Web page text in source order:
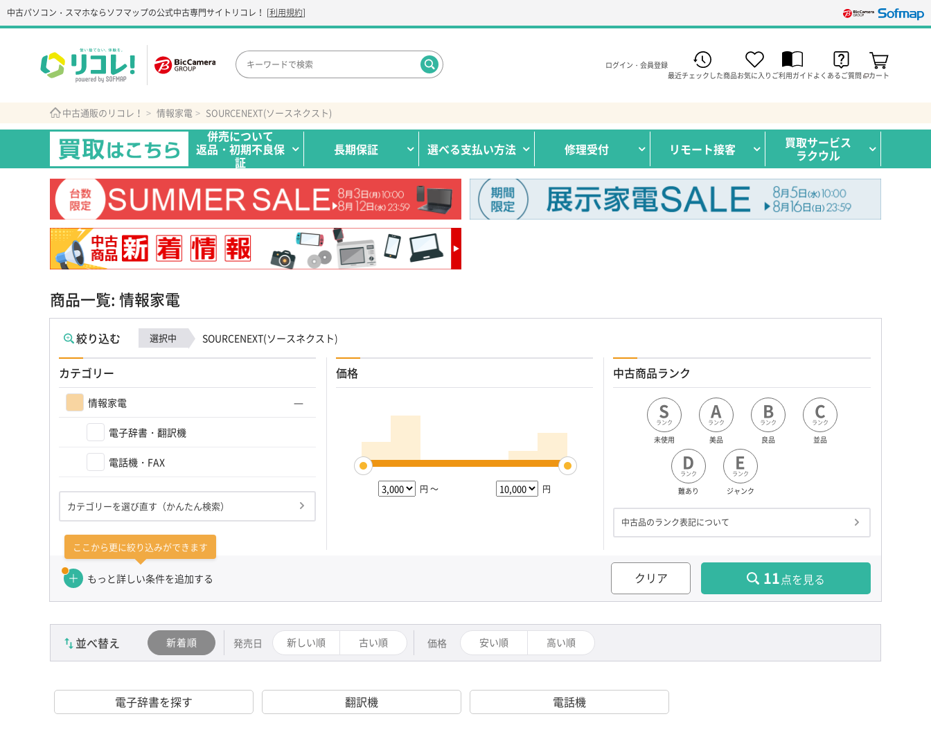
中古パソコン・スマホならソフマップの公式中古専門サイト リコレ！ [利用規約]
ログイン・会員登録
最近チェックした商品お気に入り ご利用ガイドよくあるご質問 カート
中古通販のリコレ！ 情報家電 SOURCENEXT(ソースネクスト)
併売について
返品・初期不良保
証
長期保証 選べる支払い方法 修理受付 リモート接客 買取サービス
ラクウル
商品一覧: 情報家電
絞り込む 選択中 SOURCENEXT(ソースネクスト)
カテゴリー
情報家電
電子辞書・翻訳機
電話機・FAX
カテゴリーを選び直す（かんたん検索）
価格
円 ～ 円
中古商品ランク
S
ランク
未使用
A
ランク
美品
B
ランク
良品
C
ランク
並品
D
ランク
難あり
E
ランク
ジャンク
中古品のランク表記について
ここから更に絞り込みができます
もっと詳しい条件を追加する クリア 11点を見る
並べ替え 新着順 発売日 新しい順 古い順 価格 安い順 高い順
電子辞書を探す 翻訳機 電話機